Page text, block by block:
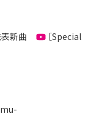
新曲
［Special